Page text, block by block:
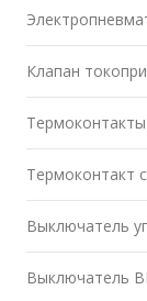
Клапан
Термоконтакт
Выключатель
Выключатель